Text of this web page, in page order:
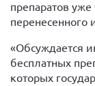
препаратов
перенесенного
«Обсуждается
бесплатных
которых